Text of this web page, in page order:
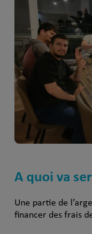
A quoi va
Une partie de
financer des frais